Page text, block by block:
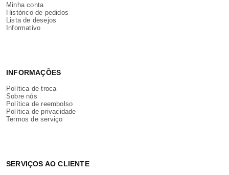
Minha conta
Histórico de pedidos
Lista de desejos
Informativo
INFORMAÇÕES
Política de troca
Sobre nós
Política de reembolso
Política de privacidade
Termos de serviço
SERVIÇOS AO CLIENTE